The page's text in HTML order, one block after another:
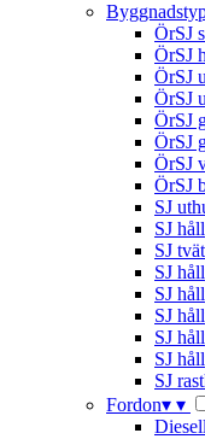
ÖrSJ
ÖrSJ
ÖrSJ
ÖrSJ
ÖrSJ
ÖrSJ
ÖrSJ
ÖrSJ
SJ
SJ
SJ
SJ
SJ
SJ
SJ
SJ
SJ
Fordon▾ ▾